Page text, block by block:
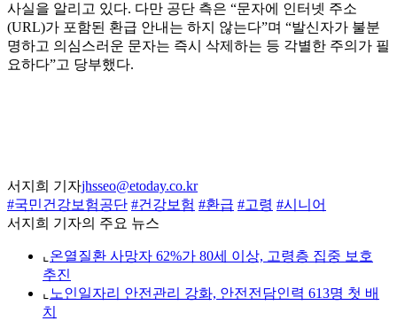
사실을 알리고 있다. 다만 공단 측은 “문자에 인터넷 주소
(URL)가 포함된 환급 안내는 하지 않는다”며 “발신자가 불분
명하고 의심스러운 문자는 즉시 삭제하는 등 각별한 주의가 필
요하다”고 당부했다.
서지희 기자jhsseo@etoday.co.kr
#국민건강보험공단 #건강보험 #환급 #고령 #시니어
서지희 기자의 주요 뉴스
⌞ 온열질환 사망자 62%가 80세 이상, 고령층 집중 보호
추진
⌞ 노인일자리 안전관리 강화, 안전전담인력 613명 첫 배
치